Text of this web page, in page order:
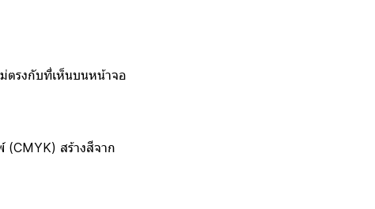
รงกับที่เห็นบนหน้าจอ
(CMYK) สร้างสีจาก